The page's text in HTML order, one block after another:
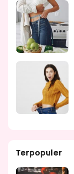
Terpopuler